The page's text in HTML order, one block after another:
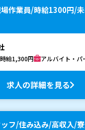
作業員/時給1300円/
時給1,300円 アルバイト・パ
求人の詳細を見る
フ/住み込み/高収入/